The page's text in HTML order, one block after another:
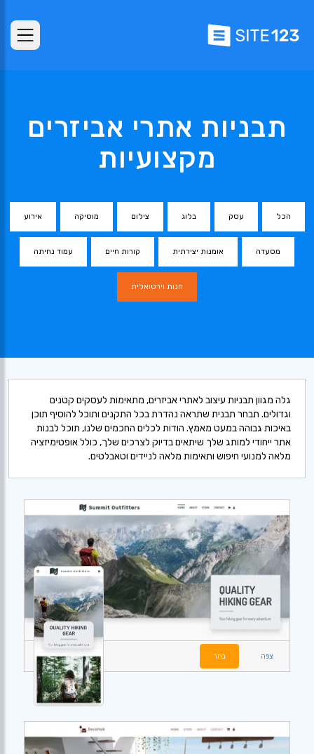
תבניות אתרי אביזרים
מקצועיות
הכל עסק בלוג צילום מוסיקה אירוע
מסעדה אומנות יצירתית קורות חיים עמוד נחיתה
חנות וירטואלית
גלה מגוון תבניות עיצוב לאתרי אביזרים, מתאימות לעסקים קטנים
וגדולים. תבחר תבנית שתראה נהדרת בכל התקנים ותוכל להוסיף תוכן
באיכות גבוהה במעט מאמץ. הודות לכלים החכמים שלנו, תוכל לבנות
אתר ייחודי למותג שלך שיתאים בדיוק לצרכים שלך, כולל אופטימיזציה
מלאה למנועי חיפוש ותאימות מלאה לניידים וטאבלטים.
צפה בחר